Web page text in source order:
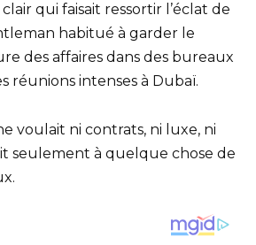
qui faisait ressortir l’éclat de
habitué à garder le
des affaires dans des bureaux
réunions intenses à Dubaï.
voulait ni contrats, ni luxe, ni
seulement à quelque chose de